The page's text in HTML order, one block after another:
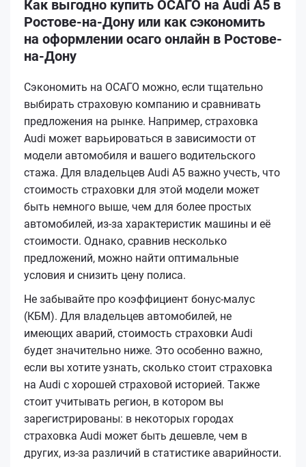
Как выгодно купить ОСАГО на Audi A5 в
Ростове-на-Дону или как сэкономить
на оформлении осаго онлайн в Ростове-
на-Дону
Сэкономить на ОСАГО можно, если тщательно
выбирать страховую компанию и сравнивать
предложения на рынке. Например, страховка
Audi может варьироваться в зависимости от
модели автомобиля и вашего водительского
стажа. Для владельцев Audi А5 важно учесть, что
стоимость страховки для этой модели может
быть немного выше, чем для более простых
автомобилей, из-за характеристик машины и её
стоимости. Однако, сравнив несколько
предложений, можно найти оптимальные
условия и снизить цену полиса.
Не забывайте про коэффициент бонус-малус
(КБМ). Для владельцев автомобилей, не
имеющих аварий, стоимость страховки Audi
будет значительно ниже. Это особенно важно,
если вы хотите узнать, сколько стоит страховка
на Audi с хорошей страховой историей. Также
стоит учитывать регион, в котором вы
зарегистрированы: в некоторых городах
страховка Audi может быть дешевле, чем в
других, из-за различий в статистике аварийности.